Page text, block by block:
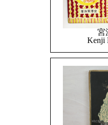
宮
Kenji